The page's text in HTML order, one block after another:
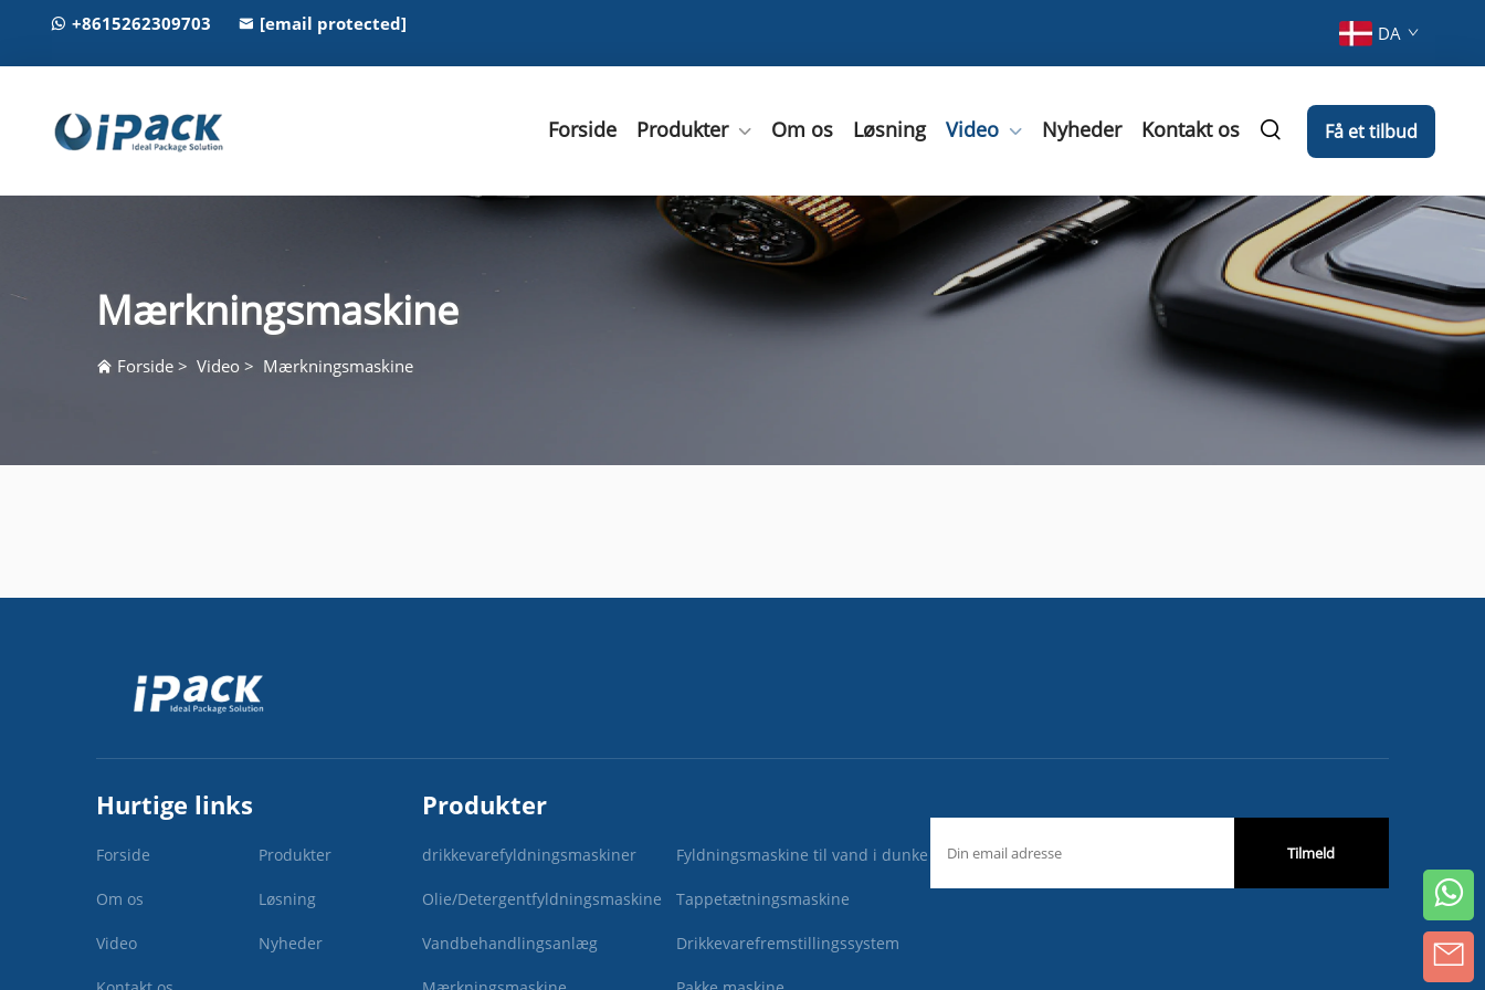
+8615262309703 [email protected] DA
Forside Produkter Om os Løsning Video Nyheder Kontakt os Få et tilbud
Mærkningsmaskine
Forside > Video > Mærkningsmaskine
Hurtige links
Forside Produkter
Om os Løsning
Video Nyheder
Produkter
drikkevarefyldningsmaskiner Fyldningsmaskine til vand i dunke
Olie/Detergentfyldningsmaskine Tappetætningsmaskine
Vandbehandlingsanlæg Drikkevarefremstillingssystem
Tilmeld